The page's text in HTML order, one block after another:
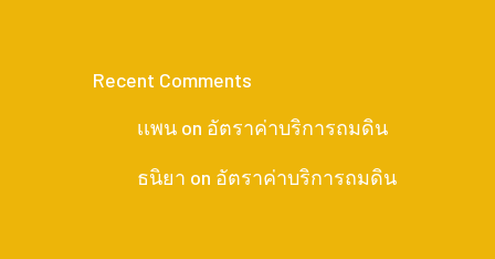
Recent Comments
เเพน on อัตราค่าบริการถมดิน
ธนิยา on อัตราค่าบริการถมดิน